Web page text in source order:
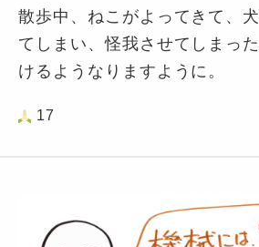
散歩中、ねこがよってきて、
てしまい、怪我させてしまっ
けるようなりますように。
17